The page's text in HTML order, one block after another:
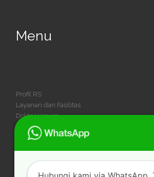
Menu
Profil RS
Layanan dan Fasilitas
Dokter Umum
Dokter Spesialis
Dokter Gigi